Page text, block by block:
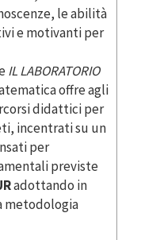
le abilità
e motivanti per
IL LABORATORIO
offre agli
didattici per
incentrati su un
per
previste
adottando in
metodologia